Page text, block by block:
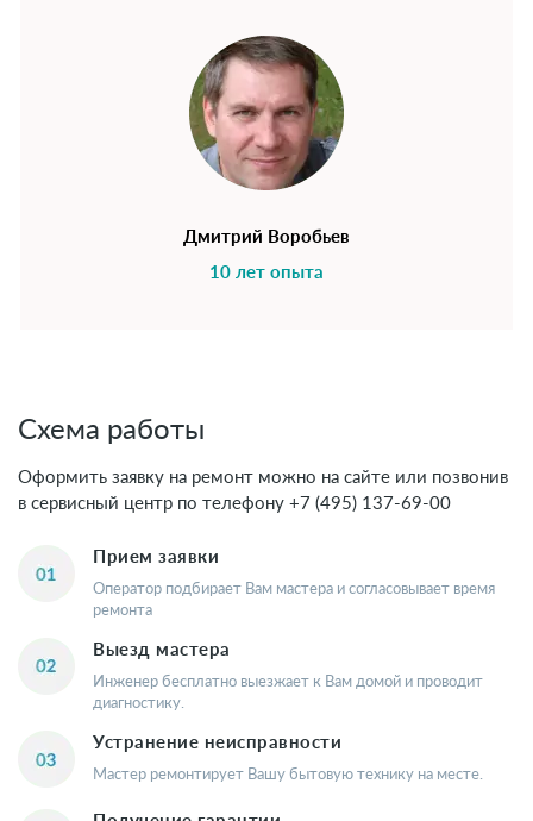
Дмитрий Воробьев
10 лет опыта
Схема работы
Оформить заявку на ремонт можно на сайте или позвонив
в сервисный центр по телефону +7 (495) 137-69-00
Прием заявки
Оператор подбирает Вам мастера и согласовывает время
ремонта
Выезд мастера
Инженер бесплатно выезжает к Вам домой и проводит
диагностику.
Устранение неисправности
Мастер ремонтирует Вашу бытовую технику на месте.